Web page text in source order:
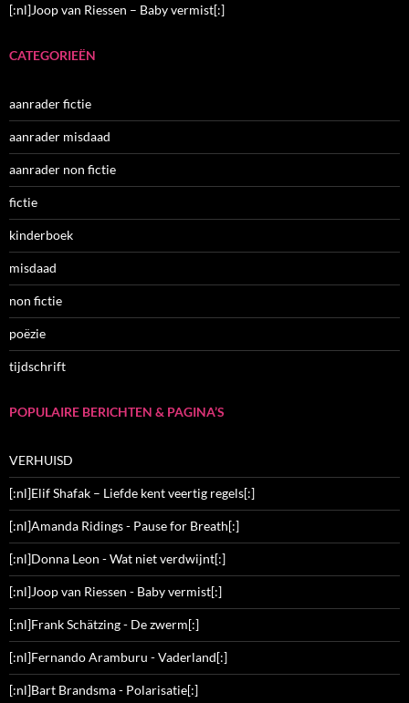
[:nl]Joop van Riessen – Baby vermist[:]
CATEGORIEËN
aanrader fictie
aanrader misdaad
aanrader non fictie
fictie
kinderboek
misdaad
non fictie
poëzie
tijdschrift
POPULAIRE BERICHTEN & PAGINA’S
VERHUISD
[:nl]Elif Shafak – Liefde kent veertig regels[:]
[:nl]Amanda Ridings - Pause for Breath[:]
[:nl]Donna Leon - Wat niet verdwijnt[:]
[:nl]Joop van Riessen - Baby vermist[:]
[:nl]Frank Schätzing - De zwerm[:]
[:nl]Fernando Aramburu - Vaderland[:]
[:nl]Bart Brandsma - Polarisatie[:]